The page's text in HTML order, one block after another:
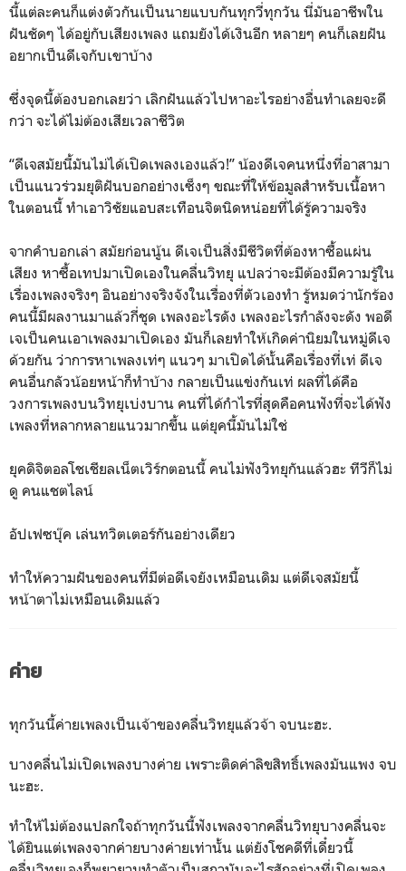
นี้แต่ละคนก็แต่งตัวกันเป็นนายแบบกันทุกวี่ทุกวัน นี่มันอาชีพใน
ฝันชัดๆ ได้อยู่กับเสียงเพลง แถมยังได้เงินอีก หลายๆ คนก็เลยฝัน
อยากเป็นดีเจกับเขาบ้าง
ซึ่งจุดนี้ต้องบอกเลยว่า เลิกฝันแล้วไปหาอะไรอย่างอื่นทำเลยจะดี
กว่า จะได้ไม่ต้องเสียเวลาชีวิต
“ดีเจสมัยนี้มันไม่ได้เปิดเพลงเองแล้ว!” น้องดีเจคนหนึ่งที่อาสามา
เป็นแนวร่วมยุติฝันบอกอย่างเซ็งๆ ขณะที่ให้ข้อมูลสำหรับเนื้อหา
ในตอนนี้ ทำเอาวิชัยแอบสะเทือนจิตนิดหน่อยที่ได้รู้ความจริง
จากคำบอกเล่า สมัยก่อนนู้น ดีเจเป็นสิ่งมีชีวิตที่ต้องหาซื้อแผ่น
เสียง หาซื้อเทปมาเปิดเองในคลื่นวิทยุ แปลว่าจะมีต้องมีความรู้ใน
เรื่องเพลงจริงๆ อินอย่างจริงจังในเรื่องที่ตัวเองทำ รู้หมดว่านักร้อง
คนนี้มีผลงานมาแล้วกี่ชุด เพลงอะไรดัง เพลงอะไรกำลังจะดัง พอดี
เจเป็นคนเอาเพลงมาเปิดเอง มันก็เลยทำให้เกิดค่านิยมในหมู่ดีเจ
ด้วยกัน ว่าการหาเพลงเท่ๆ แนวๆ มาเปิดได้นั้นคือเรื่องที่เท่ ดีเจ
คนอื่นกลัวน้อยหน้าก็ทำบ้าง กลายเป็นแข่งกันเท่ ผลที่ได้คือ
วงการเพลงบนวิทยุเบ่งบาน คนที่ได้กำไรที่สุดคือคนฟังที่จะได้ฟัง
เพลงที่หลากหลายแนวมากขึ้น แต่ยุคนี้มันไม่ใช่
ยุคดิจิตอลโชเชียลเน็ตเวิร์กตอนนี้ คนไม่ฟังวิทยุกันแล้วฮะ ทีวีก็ไม่
ดู คนแชตไลน์
อัปเฟซบุ๊ค เล่นทวิตเตอร์กันอย่างเดียว
ทำให้ความฝันของคนที่มีต่อดีเจยังเหมือนเดิม แต่ดีเจสมัยนี้
หน้าตาไม่เหมือนเดิมแล้ว
ค่าย
ทุกวันนี้ค่ายเพลงเป็นเจ้าของคลื่นวิทยุแล้วจ้า จบนะฮะ.
บางคลื่นไม่เปิดเพลงบางค่าย เพราะติดค่าลิขสิทธิ์เพลงมันแพง จบ
นะฮะ.
ทำให้ไม่ต้องแปลกใจถ้าทุกวันนี้ฟังเพลงจากคลื่นวิทยุบางคลื่นจะ
ได้ยินแต่เพลงจากค่ายบางค่ายเท่านั้น แต่ยังโชคดีที่เดี๋ยวนี้